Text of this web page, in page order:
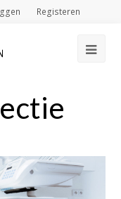
Registeren